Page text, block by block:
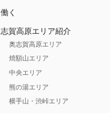
働く
志賀高原エリア紹介
奥志賀高原エリア
焼額山エリア
中央エリア
熊の湯エリア
横手山・渋峠エリア